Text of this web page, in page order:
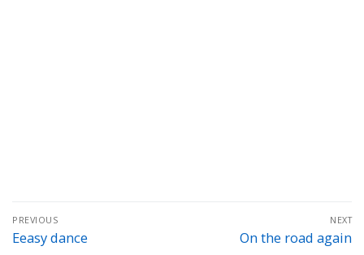
Navigation
de
PREVIOUS
Previous
Eeasy dance
NEXT
Next
On the road again